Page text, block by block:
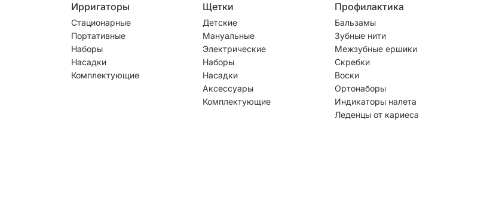
Ирригаторы
Стационарные
Портативные
Наборы
Насадки
Комплектующие
Щетки
Детские
Мануальные
Электрические
Наборы
Насадки
Аксессуары
Комплектующие
Профилактика
Бальзамы
Зубные нити
Межзубные ершики
Скребки
Воски
Ортонаборы
Индикаторы налета
Леденцы от кариеса